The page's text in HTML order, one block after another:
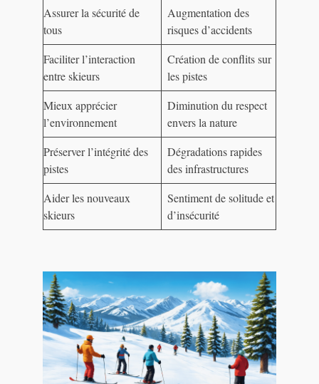
Assurer la sécurité de
tous
Augmentation des
risques d’accidents
Faciliter l’interaction
entre skieurs
Création de conflits sur
les pistes
Mieux apprécier
l’environnement
Diminution du respect
envers la nature
Préserver l’intégrité des
pistes
Dégradations rapides
des infrastructures
Aider les nouveaux
skieurs
Sentiment de solitude et
d’insécurité